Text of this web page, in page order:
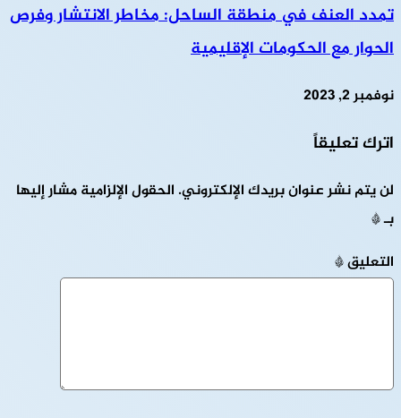
تمدد العنف في منطقة الساحل: مخاطر الانتشار وفرص
الحوار مع الحكومات الإقليمية
نوفمبر 2, 2023
اترك تعليقاً
لن يتم نشر عنوان بريدك الإلكتروني. الحقول الإلزامية مشار إليها
بـ*
التعليق*